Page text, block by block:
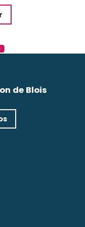
de Blois